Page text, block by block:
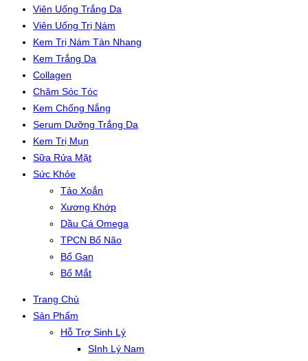
Viên Uống Trắng Da
Viên Uống Trị Nám
Kem Trị Nám Tàn Nhang
Kem Trắng Da
Collagen
Chăm Sóc Tóc
Kem Chống Nắng
Serum Dưỡng Trắng Da
Kem Trị Mụn
Sữa Rửa Mặt
Sức Khỏe
Tảo Xoắn
Xương Khớp
Dầu Cá Omega
TPCN Bổ Não
Bổ Gan
Bổ Mắt
Trang Chủ
Sản Phẩm
Hỗ Trợ Sinh Lý
SInh Lý Nam